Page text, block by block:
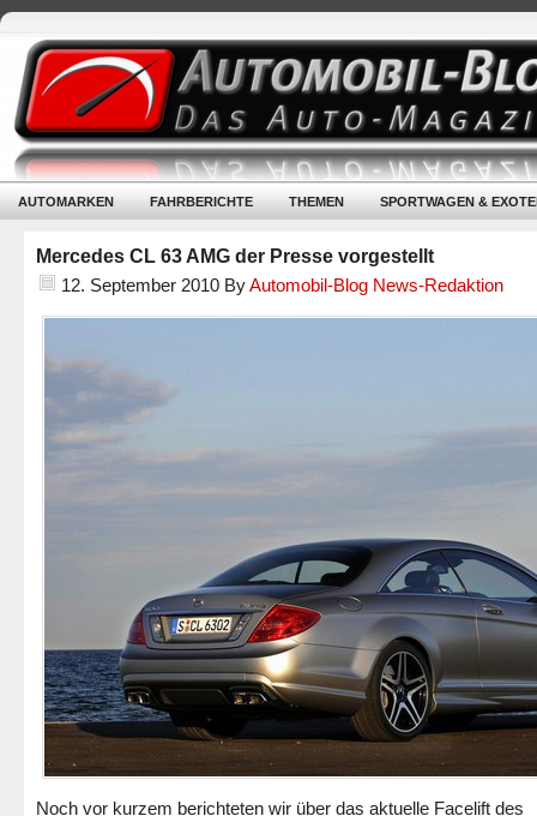
AUTOMARKEN FAHRBERICHTE THEMEN SPORTWAGEN &
Mercedes CL 63 AMG der Presse vorgestellt
12. September 2010 ByAutomobil-Blog News-Redaktion
Noch vor kurzem berichteten wir über das aktuelle Facelift des